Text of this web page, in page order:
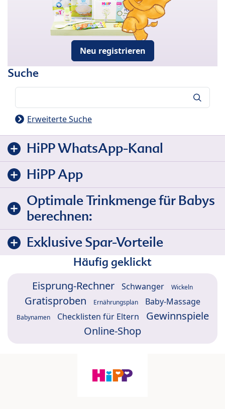
Neu registrieren
Suche
Erweiterte Suche
HiPP WhatsApp-Kanal
HiPP App
Optimale Trinkmenge für Babys
berechnen:
Exklusive Spar-Vorteile
Häufig geklickt
Eisprung-Rechner Schwanger Wickeln
Gratisproben Ernährungsplan Baby-Massage
Babynamen Checklisten für Eltern
Gewinnspiele
Online-Shop